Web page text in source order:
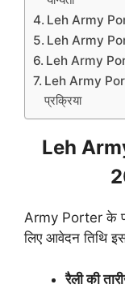
Leh Army
Leh Army
Leh Army
Leh Army
प्रक्रिया
Leh
Army Porter के
लिए आवेदन तिथि इस
रैली की